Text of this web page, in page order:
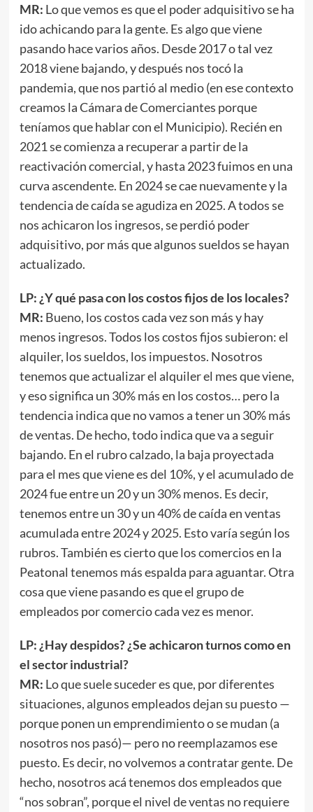
MR: Lo que vemos es que el poder adquisitivo se ha
ido achicando para la gente. Es algo que viene
pasando hace varios años. Desde 2017 o tal vez
2018 viene bajando, y después nos tocó la
pandemia, que nos partió al medio (en ese contexto
creamos la Cámara de Comerciantes porque
teníamos que hablar con el Municipio). Recién en
2021 se comienza a recuperar a partir de la
reactivación comercial, y hasta 2023 fuimos en una
curva ascendente. En 2024 se cae nuevamente y la
tendencia de caída se agudiza en 2025. A todos se
nos achicaron los ingresos, se perdió poder
adquisitivo, por más que algunos sueldos se hayan
actualizado.
LP: ¿Y qué pasa con los costos fijos de los locales?
MR: Bueno, los costos cada vez son más y hay
menos ingresos. Todos los costos fijos subieron: el
alquiler, los sueldos, los impuestos. Nosotros
tenemos que actualizar el alquiler el mes que viene,
y eso significa un 30% más en los costos… pero la
tendencia indica que no vamos a tener un 30% más
de ventas. De hecho, todo indica que va a seguir
bajando. En el rubro calzado, la baja proyectada
para el mes que viene es del 10%, y el acumulado de
2024 fue entre un 20 y un 30% menos. Es decir,
tenemos entre un 30 y un 40% de caída en ventas
acumulada entre 2024 y 2025. Esto varía según los
rubros. También es cierto que los comercios en la
Peatonal tenemos más espalda para aguantar. Otra
cosa que viene pasando es que el grupo de
empleados por comercio cada vez es menor.
LP: ¿Hay despidos? ¿Se achicaron turnos como en
el sector industrial?
MR: Lo que suele suceder es que, por diferentes
situaciones, algunos empleados dejan su puesto —
porque ponen un emprendimiento o se mudan (a
nosotros nos pasó)— pero no reemplazamos ese
puesto. Es decir, no volvemos a contratar gente. De
hecho, nosotros acá tenemos dos empleados que
“nos sobran”, porque el nivel de ventas no requiere